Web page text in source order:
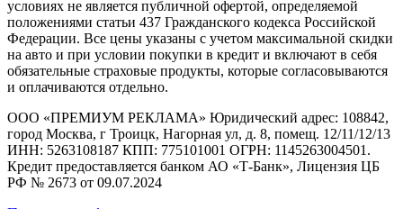
условиях не является публичной офертой, определяемой
положениями статьи 437 Гражданского кодекса Российской
Федерации. Все цены указаны с учетом максимальной скидки
на авто и при условии покупки в кредит и включают в себя
обязательные страховые продукты, которые согласовываются
и оплачиваются отдельно.
ООО «ПРЕМИУМ РЕКЛАМА» Юридический адрес: 108842,
город Москва, г Троицк, Нагорная ул, д. 8, помещ. 12/11/12/13
ИНН: 5263108187 КПП: 775101001 ОГРН: 1145263004501.
Кредит предоставляется банком АО «Т-Банк», Лицензия ЦБ
РФ № 2673 от 09.07.2024